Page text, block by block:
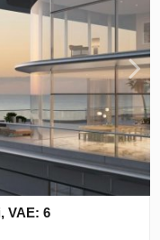
VAE: 6